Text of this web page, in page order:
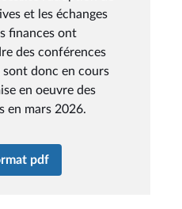
et les échanges
finances ont
des conférences
sont donc en cours
en oeuvre des
en mars 2026.
pdf